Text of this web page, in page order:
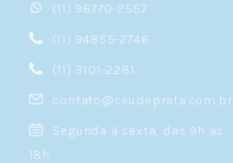
(11) 96770-2557
(11) 94855-2746
(11) 3101-2281
contato@ceudeprata.com.br
Segunda à sexta, das 9h às
18h